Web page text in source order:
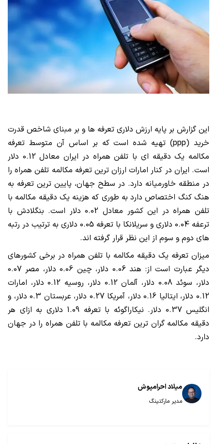
این گزارش بر پایه ارزش دلاری تعرفه ها و بر مبنای شاخص قدرت
خرید (ppp) تهیه شده است که بر اساس آن متوسط تعرفه
مکالمه یک دقیقه ای با تلفن همراه در ایران معادل 0.12 دلار
است. ایران در کنار امارات ارزان ترین تعرفه مکالمه تلفن همراه را
در منطقه خاورمیانه دارد. در سطح جهان، پایین ترین تعرفه به
هنگ کنگ اختصاص دارد به طوری که هزینه یک دقیقه مکالمه با
تلفن همراه در این کشور معادل 0.02 دلار است. بنگلادش با
ترعفه 0.04 دلاری و سریلانکا با تعرفه 0.05 دلاری به ترتیب در رتبه
های دوم و سوم از این نظر قرار گرفته اند.
میزان تعرفه یک دقیقه مکالمه با تلفن همراه در برخی کشورهای
دیگر عبارت است از: هند 0.06 دلار، چین 0.06 دلار، مصر 0.07
دلار، سوئد 0.08 دلار، آلمان 0.12 دلار، روسیه 0.12 دلار، امارات
0.12 دلار، ایتالیا 0.16 دلار، آمریکا 0.27 دلار، عربستان 0.3 دلار، و
انگلیس 0.37 دلار. نیکاراگوئه با تعرفه 1.09 دلاری به ازای هر
دقیقه مکالمه گران ترین تعرفه مکالمه با تلفن همراه را در جهان
دارد.
میلاد احرامپوش
مدیر مارکتینگ